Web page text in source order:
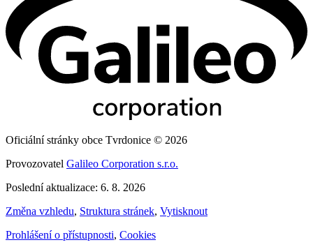
Oficiální stránky obce Tvrdonice © 2026
Provozovatel Galileo Corporation s.r.o.
Poslední aktualizace: 6. 8. 2026
Změna vzhledu, Struktura stránek, Vytisknout
Prohlášení o přístupnosti, Cookies